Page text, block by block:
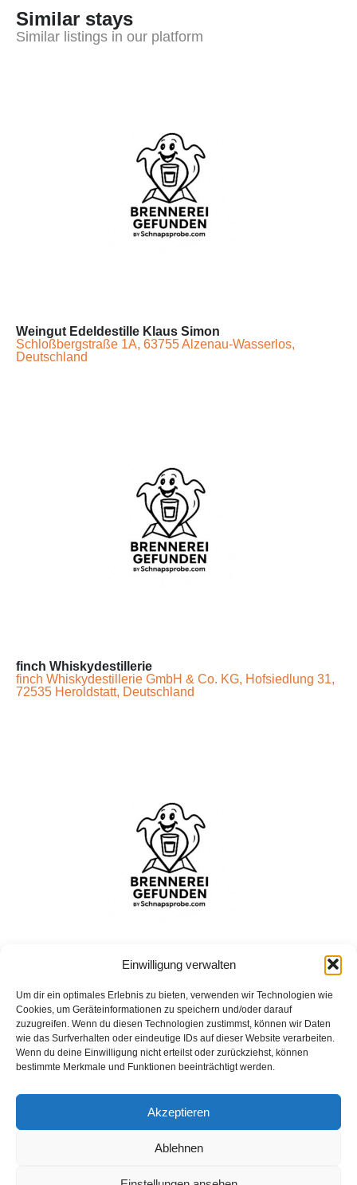
Einwilligung verwalten
Um dir ein optimales Erlebnis zu bieten, verwenden wir Technologien wie
Cookies, um Geräteinformationen zu speichern und/oder darauf
zuzugreifen. Wenn du diesen Technologien zustimmst, können wir Daten
wie das Surfverhalten oder eindeutige IDs auf dieser Website verarbeiten.
Wenn du deine Einwilligung nicht erteilst oder zurückziehst, können
bestimmte Merkmale und Funktionen beeinträchtigt werden.
Akzeptieren
Ablehnen
Similar stays
Similar listings in our platform
Weingut Edeldestille Klaus Simon
Schloßbergstraße 1A, 63755 Alzenau-Wasserlos,
Deutschland
finch Whiskydestillerie
finch Whiskydestillerie GmbH & Co. KG, Hofsiedlung 31,
72535 Heroldstatt, Deutschland
Bohrshof
Bohrshof, Bohrhof, 54298 Welschbillig, Deutschland